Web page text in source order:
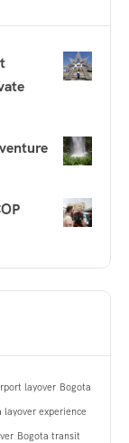
layover Bogota
layover experience
Bogota transit